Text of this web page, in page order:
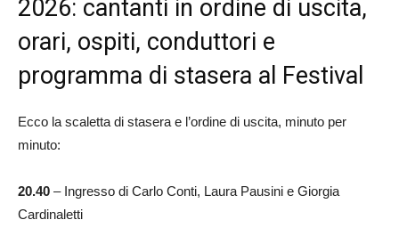
2026: cantanti in ordine di uscita,
orari, ospiti, conduttori e
programma di stasera al Festival
Ecco la scaletta di stasera e l’ordine di uscita, minuto per
minuto:
20.40 – Ingresso di Carlo Conti, Laura Pausini e Giorgia
Cardinaletti